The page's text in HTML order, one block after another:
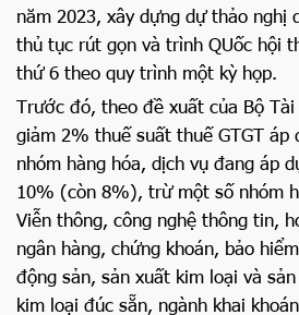
năm 2023, xây dựng dự thảo nghị
thủ tục rút gọn và trình QUốc hội
thứ 6 theo quy trình một kỳ họp.
Trước đó, theo đề xuất của Bộ
giảm 2% thuế suất thuế GTGT áp
nhóm hàng hóa, dịch vụ đang áp
10% (còn 8%), trừ một số nhóm
Viễn thông, công nghệ thông tin,
ngân hàng, chứng khoán, bảo
động sản, sản xuất kim loại và
kim loại đúc sẵn, ngành khai